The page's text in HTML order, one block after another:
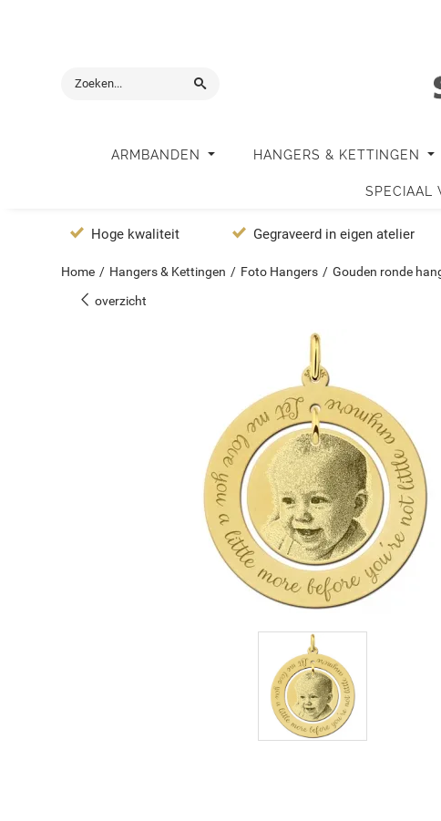
ARMBANDEN HANGERS & KETTINGEN
SPECIAAL
Hoge kwaliteit Gegraveerd in eigen atelier
Home / Hangers & Kettingen / Foto Hangers / Gouden ronde
overzicht